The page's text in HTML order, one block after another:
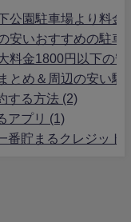
公園駐車場より料金
安いおすすめの駐車
料金1800円以下の
とめ＆周辺の安い駐
する方法 (2)
アプリ (1)
番貯まるクレジット